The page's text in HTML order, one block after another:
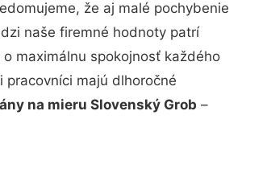
že aj malé pochybenie
naše firemné hodnoty patrí
maximálnu spokojnosť každého
pracovníci majú dlhoročné
na mieru Slovenský Grob –